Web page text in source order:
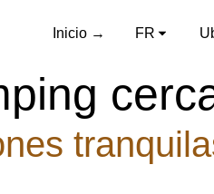
Inicio → FR